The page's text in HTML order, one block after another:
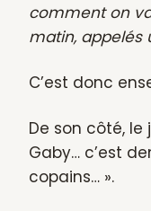
comment on
matin, appelés
C’est donc
De son côté, le
Gaby… c’est
copains… ».